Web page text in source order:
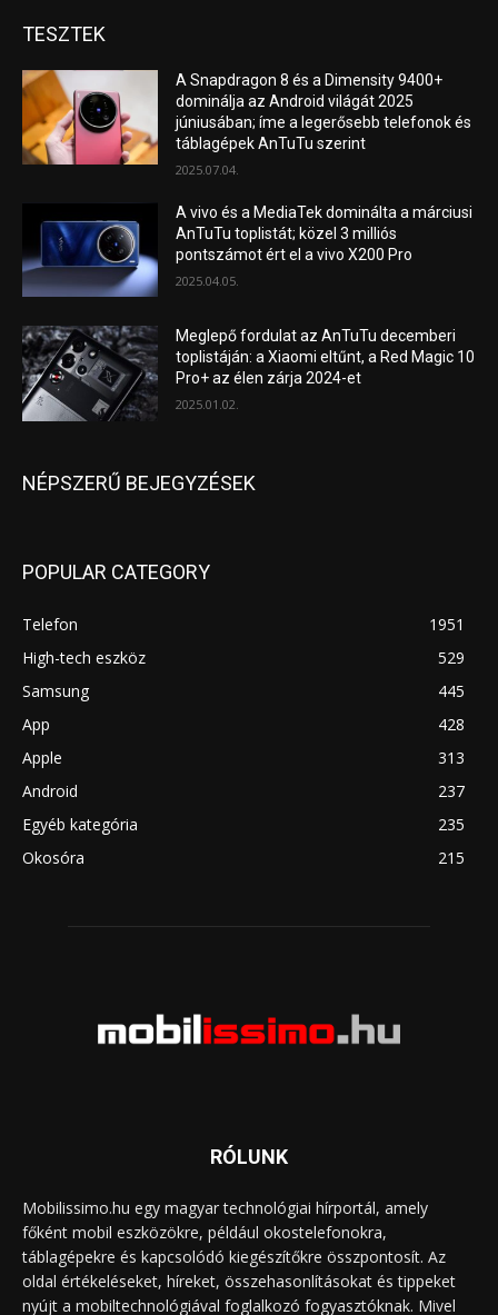
TESZTEK
A Snapdragon 8 és a Dimensity 9400+
dominálja az Android világát 2025
júniusában; íme a legerősebb telefonok és
táblagépek AnTuTu szerint
2025.07.04.
A vivo és a MediaTek dominálta a márciusi
AnTuTu toplistát; közel 3 milliós
pontszámot ért el a vivo X200 Pro
2025.04.05.
Meglepő fordulat az AnTuTu decemberi
toplistáján: a Xiaomi eltűnt, a Red Magic 10
Pro+ az élen zárja 2024-et
2025.01.02.
NÉPSZERŰ BEJEGYZÉSEK
POPULAR CATEGORY
Telefon
1951
High-tech eszköz
529
Samsung
445
App
428
Apple
313
Android
237
Egyéb kategória
235
Okosóra
215
RÓLUNK
Mobilissimo.hu egy magyar technológiai hírportál, amely
főként mobil eszközökre, például okostelefonokra,
táblagépekre és kapcsolódó kiegészítőkre összpontosít. Az
oldal értékeléseket, híreket, összehasonlításokat és tippeket
nyújt a mobiltechnológiával foglalkozó fogyasztóknak. Mivel